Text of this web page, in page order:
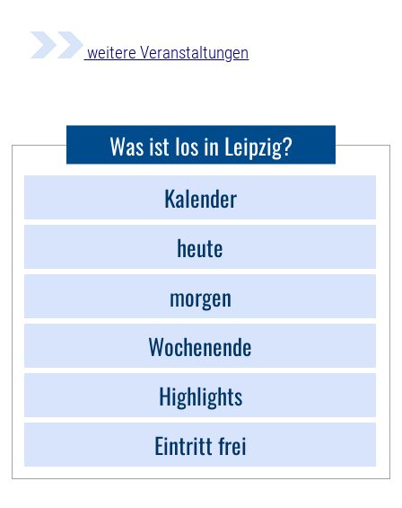
weitere Veranstaltungen
Was ist los in Leipzig?
Kalender
heute
morgen
Wochenende
Highlights
Eintritt frei